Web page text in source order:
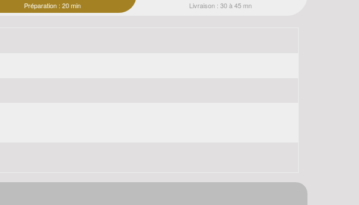
Préparation : 20 min Livraison : 30 à 45 mn